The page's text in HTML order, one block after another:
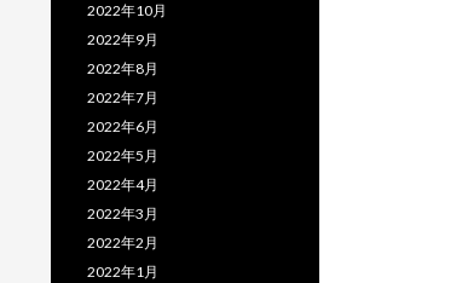
2022年10月
2022年9月
2022年8月
2022年7月
2022年6月
2022年5月
2022年4月
2022年3月
2022年2月
2022年1月